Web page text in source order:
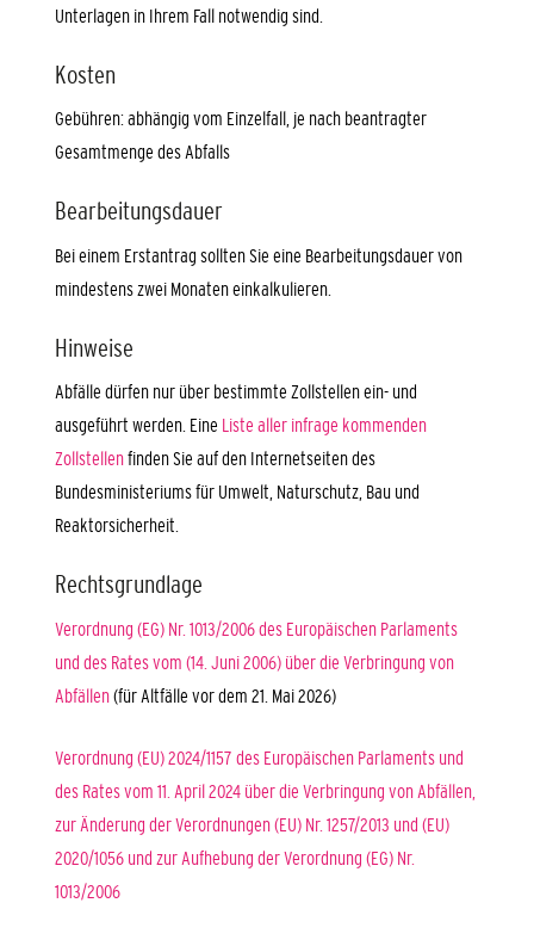
Unterlagen in Ihrem Fall notwendig sind.
Kosten
Gebühren: abhängig vom Einzelfall, je nach beantragter
Gesamtmenge des Abfalls
Bearbeitungsdauer
Bei einem Erstantrag sollten Sie eine Bearbeitungsdauer von
mindestens zwei Monaten einkalkulieren.
Hinweise
Abfälle dürfen nur über bestimmte Zollstellen ein- und
ausgeführt werden. Eine Liste aller infrage kommenden
Zollstellenfinden Sie auf den Internetseiten des
Bundesministeriums für Umwelt, Naturschutz, Bau und
Reaktorsicherheit.
Rechtsgrundlage
Verordnung (EG) Nr. 1013/2006 des Europäischen Parlaments
und des Rates vom (14. Juni 2006) über die Verbringung von
Abfällen(für Altfälle vor dem 21. Mai 2026)
Verordnung (EU) 2024/1157 des Europäischen Parlaments und
des Rates vom 11. April 2024 über die Verbringung von Abfällen,
zur Änderung der Verordnungen (EU) Nr. 1257/2013 und (EU)
2020/1056 und zur Aufhebung der Verordnung (EG) Nr.
1013/2006